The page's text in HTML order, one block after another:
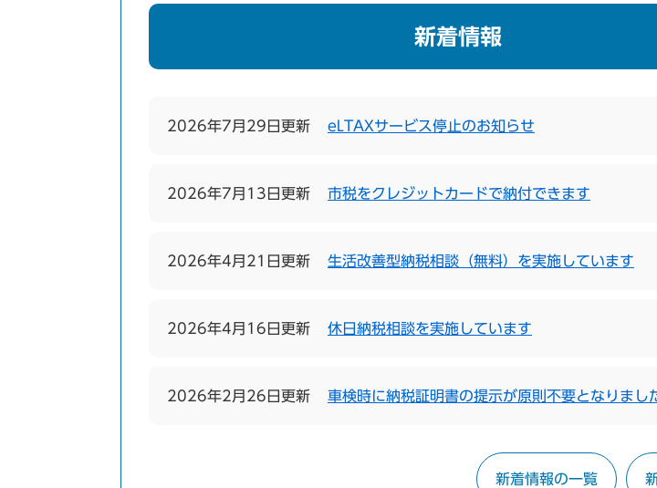
新着情報
2026年7月29日更新 eLTAXサービス停止のお知らせ
2026年7月13日更新 市税をクレジットカードで納付できます
2026年4月21日更新 生活改善型納税相談（無料）を実施しています
2026年4月16日更新 休日納税相談を実施しています
2026年2月26日更新 車検時に納税証明書の提示が原則不要となりまし
新着情報の一覧